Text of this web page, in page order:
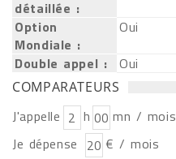
détaillée :
Option
Mondiale :
Oui
Double appel :
Oui
COMPARATEURS
J'appelle h
mn / mois
Je dépense
€ / mois